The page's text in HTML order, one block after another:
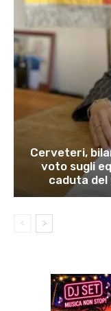
Cerveteri,
voto sugli
caduta del